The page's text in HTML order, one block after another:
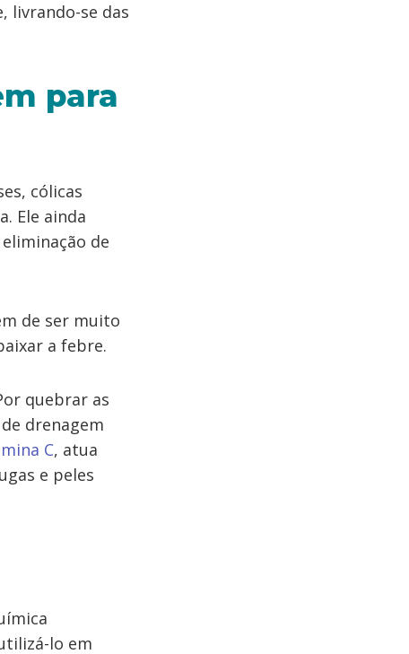
livrando-se das
para
cólicas
Ele ainda
de
de ser muito
a febre.
quebrar as
drenagem
C, atua
e peles
lo em